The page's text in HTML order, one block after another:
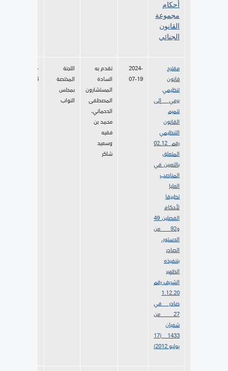
أحكام
مجموعة
القانون
الجنائي
مقترح
قانون
تنظيمي
يرمي إلى
تتميم
القانون
التنظيمي
رقم 02.12
المتعلق
بالتعيين في
المناصب
العليا
تطبيقا
لأحكام
الفصلين 49
و92 من
الدستور،
الصادر
بتنفيذه
الظهير
الشريف رقم
1.12.20
صادر في
27 من
شعبان
1433 (17
يوليو 2012)
2024-
07-19
تقدم به
السادة
المستشارون
المصطفى
الدحماني،
محمد بن
فقيه
وسعيد
شاكر
اللجنة
المختصة
بمجلس
النواب
2024-
07-26